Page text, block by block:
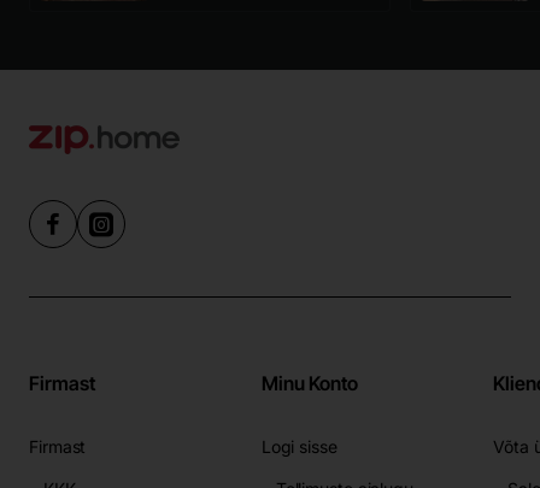
Firmast
Firmast
Minu Konto
Logi sisse Võta